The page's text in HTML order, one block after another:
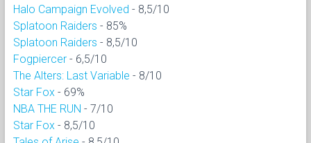
Halo Campaign Evolved - 8,5/10
Splatoon Raiders - 85%
Splatoon Raiders - 8,5/10
Fogpiercer - 6,5/10
The Alters: Last Variable - 8/10
Star Fox - 69%
NBA THE RUN - 7/10
Star Fox - 8,5/10